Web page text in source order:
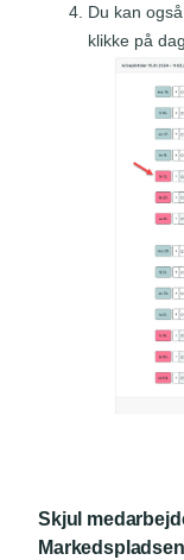
Du kan
klikke på
Skjul
Markedspladsen